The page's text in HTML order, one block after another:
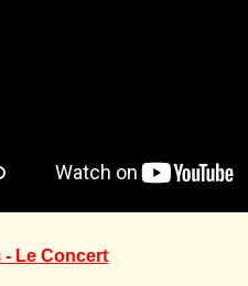
- Le Concert